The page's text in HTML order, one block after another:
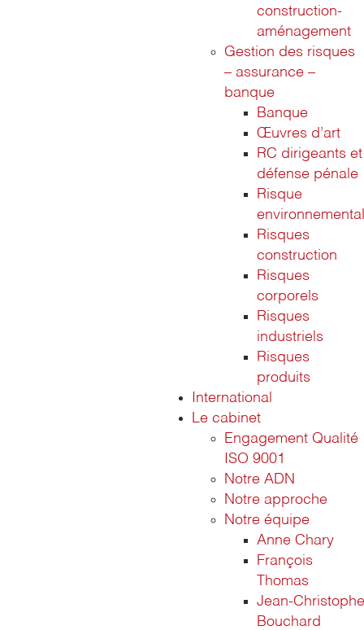
construction-
aménagement
Gestion des risques
– assurance –
banque
Banque
Œuvres d’art
RC dirigeants et
défense pénale
Risque
environnemental
Risques
construction
Risques
corporels
Risques
industriels
Risques
produits
International
Le cabinet
Engagement Qualité
ISO 9001
Notre ADN
Notre approche
Notre équipe
Anne Chary
François
Thomas
Jean-Christophe
Bouchard